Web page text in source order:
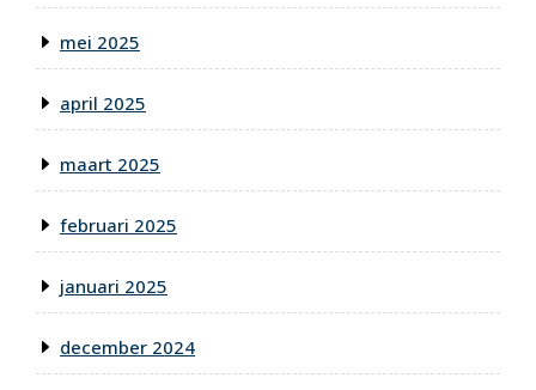
mei 2025
april 2025
maart 2025
februari 2025
januari 2025
december 2024